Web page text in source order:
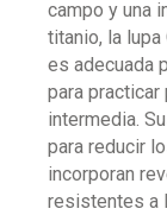
campo y una
titanio, la
es adecuada
para
intermedia.
para reducir
incorporan
resistentes a